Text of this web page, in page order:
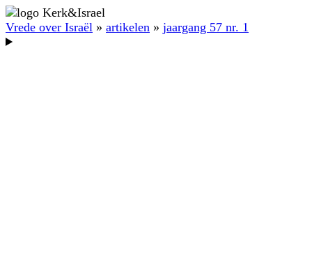
Vrede over Israël » artikelen » jaargang 57 nr. 1